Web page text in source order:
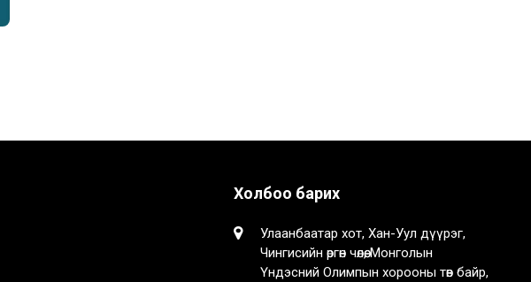
Холбоо барих
Улаанбаатар хот, Хан-Уул дүүрэг,
Чингисийн өргөн чөлөө, Монголын
Үндэсний Олимпын хорооны төв байр,